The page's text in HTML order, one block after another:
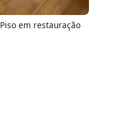
Piso em restauração